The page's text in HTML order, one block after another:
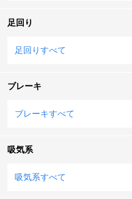
足回り
足回りすべて
ブレーキ
ブレーキすべて
吸気系
吸気系すべて